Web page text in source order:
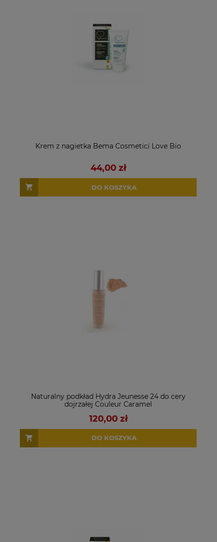
Krem z nagietka Bema Cosmetici Love Bio
44,00 zł
DO KOSZYKA
Naturalny podkład Hydra Jeunesse 24 do cery
dojrzałej Couleur Caramel
120,00 zł
DO KOSZYKA